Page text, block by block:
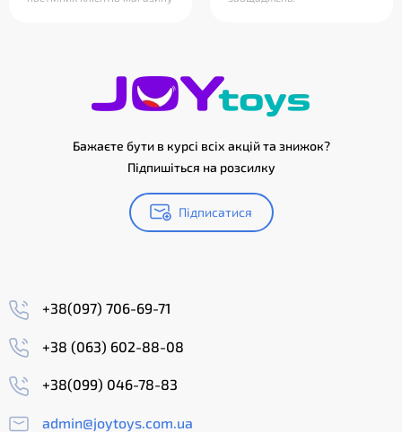
Бажаєте бути в курсі всіх акцій та знижок?
Підпишіться на розсилку
Підписатися
+38(097) 706-69-71
+38 (063) 602-88-08
+38(099) 046-78-83
admin@joytoys.com.ua